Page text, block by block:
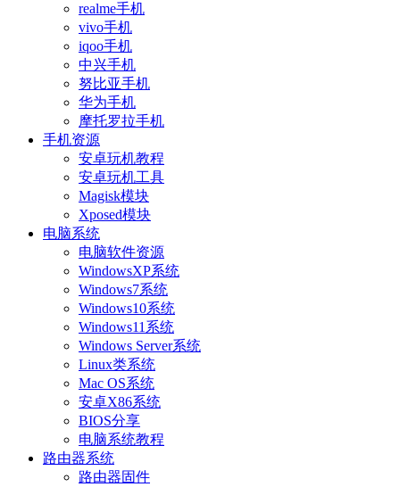
realme手机
vivo手机
iqoo手机
中兴手机
努比亚手机
华为手机
摩托罗拉手机
手机资源
安卓玩机教程
安卓玩机工具
Magisk模块
Xposed模块
电脑系统
电脑软件资源
WindowsXP系统
Windows7系统
Windows10系统
Windows11系统
Windows Server系统
Linux类系统
Mac OS系统
安卓X86系统
BIOS分享
电脑系统教程
路由器系统
路由器固件